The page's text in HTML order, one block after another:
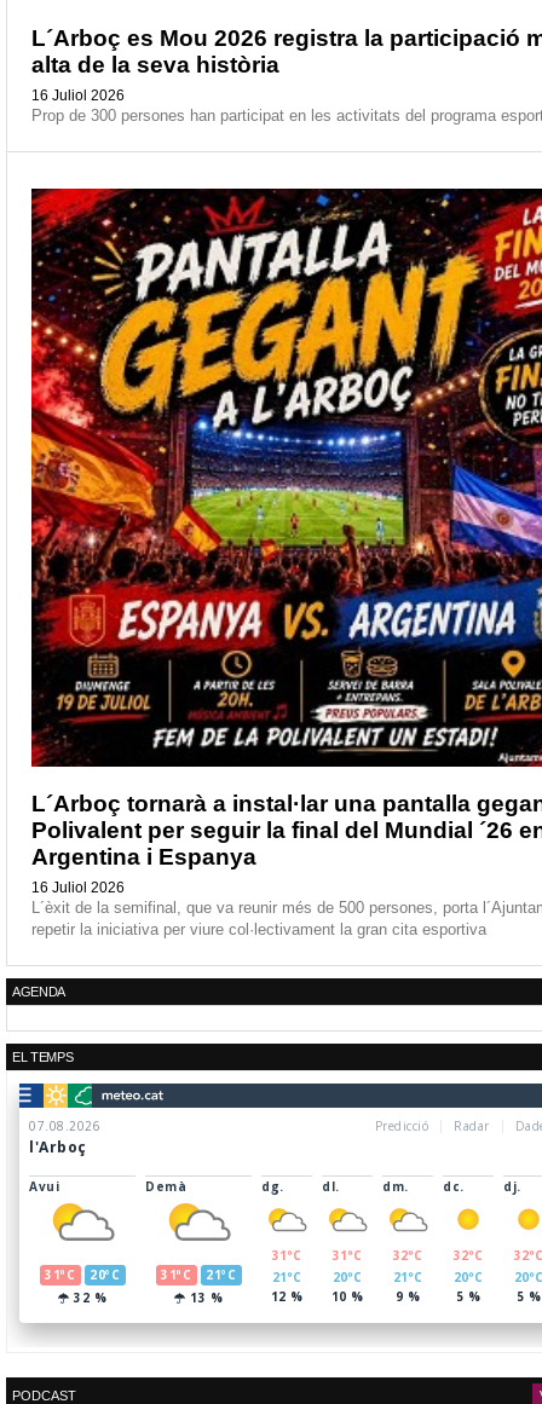
L´Arboç es Mou 2026 registra la participació
alta de la seva història
16 Juliol 2026
Prop de 300 persones han participat en les activitats del programa
L´Arboç tornarà a instal·lar una pantalla
Polivalent per seguir la final del Mundial ´26
Argentina i Espanya
16 Juliol 2026
L´èxit de la semifinal, que va reunir més de 500 persones, porta
repetir la iniciativa per viure col·lectivament la gran cita esportiva
AGENDA
EL TEMPS
PODCAST